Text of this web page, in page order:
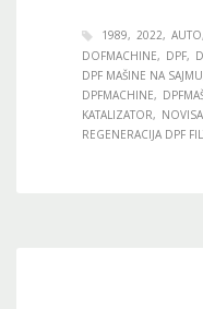
1989 2022 AUTO
DOFMACHINE
DPF
DPF MAŠINE NA SAJMU
DPFMACHINE
KATALIZATOR
REGENERACIJA DPF